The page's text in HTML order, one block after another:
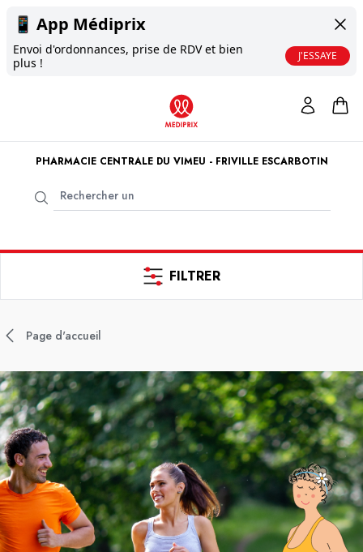
📱 App Médiprix
Envoi d'ordonnances, prise de RDV et bien
plus !
J'ESSAYE
PHARMACIE CENTRALE DU VIMEU - FRIVILLE ESCARBOTIN
FILTRER
Page d'accueil